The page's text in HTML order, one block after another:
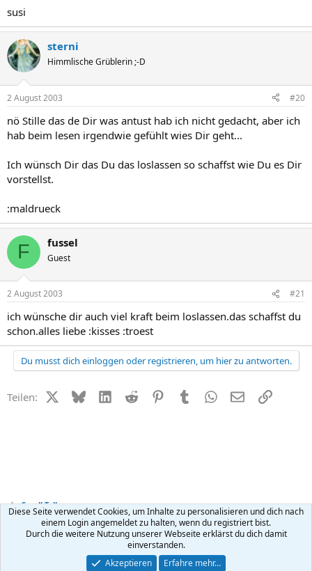
susi
sterni
Himmlische Grüblerin ;-D
2 August 2003 #20
nö Stille das de Dir was antust hab ich nicht gedacht, aber ich
hab beim lesen irgendwie gefühlt wies Dir geht...
Ich wünsch Dir das Du das loslassen so schaffst wie Du es Dir
vorstellst.
:maldrueck
F fussel
Guest
2 August 2003 #21
ich wünsche dir auch viel kraft beim loslassen.das schaffst du
schon.alles liebe :kisses :troest
Du musst dich einloggen oder registrieren, um hier zu antworten.
Teilen: X (Twitter)
BlueskyLinkedIn
Reddit PinterestTumblr WhatsApp
E-MailLink
Small Talk
Kontakt Nutzungsbedingungen Datenschutz Hilfe
R
Community platform by XenForo ® © 2010-2026 XenForo Ltd.
Diese Seite verwendet Cookies, um Inhalte zu personalisieren und dich nach
einem Login angemeldet zu halten, wenn du registriert bist.
Durch die weitere Nutzung unserer Webseite erklärst du dich damit
einverstanden.
Akzeptieren
Erfahre mehr…